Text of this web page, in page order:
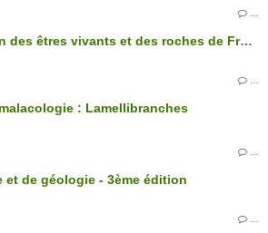
Clés de détermination des êtres vivants et des roches de France - 3ème édition
: Lamellibranches
…
de géologie - 3ème édition